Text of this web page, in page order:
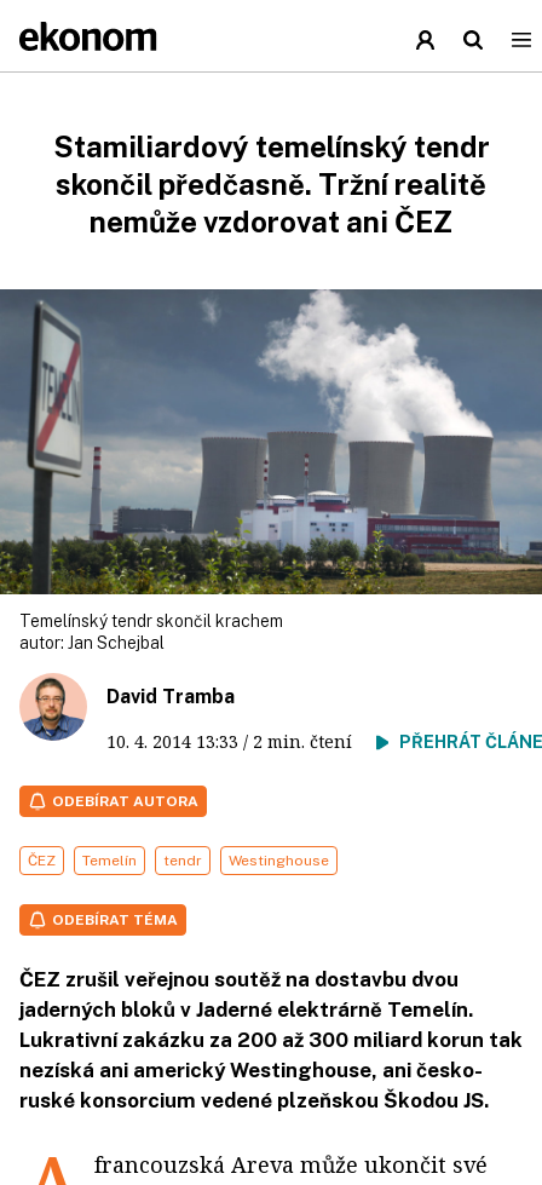
Stamiliardový temelínský tendr
skončil předčasně. Tržní realitě
nemůže vzdorovat ani ČEZ
Temelínský tendr skončil krachem
autor: Jan Schejbal
David Tramba
10. 4. 2014 13:33 / 2 min. čtení PŘEHRÁT
ODEBÍRAT AUTORA
ČEZ Temelín tendr Westinghouse
ODEBÍRAT TÉMA
ČEZ zrušil veřejnou soutěž na dostavbu dvou
jaderných bloků v Jaderné elektrárně Temelín.
Lukrativní zakázku za 200 až 300 miliard korun tak
nezíská ani americký Westinghouse, ani česko-
ruské konsorcium vedené plzeňskou Škodou JS.
francouzská Areva může ukončit své